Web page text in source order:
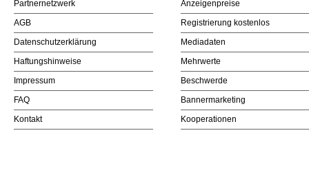
Partnernetzwerk
AGB
Datenschutzerklärung
Haftungshinweise
Impressum
FAQ
Kontakt
Anzeigenpreise
Registrierung kostenlos
Mediadaten
Mehrwerte
Beschwerde
Bannermarketing
Kooperationen